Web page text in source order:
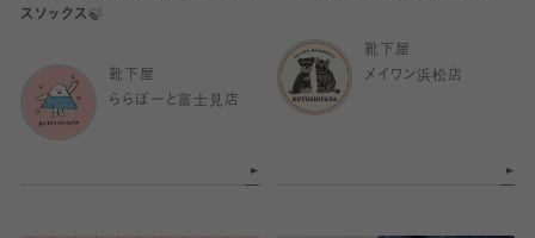
スソックス🍃
靴下屋
ららぽーと富士見店
靴下屋
メイワン浜松店